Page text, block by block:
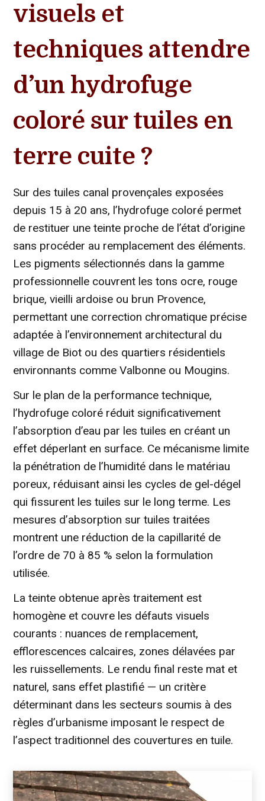
visuels et
techniques attendre
d’un hydrofuge
coloré sur tuiles en
terre cuite ?
Sur des tuiles canal provençales exposées
depuis 15 à 20 ans, l’hydrofuge coloré permet
de restituer une teinte proche de l’état d’origine
sans procéder au remplacement des éléments.
Les pigments sélectionnés dans la gamme
professionnelle couvrent les tons ocre, rouge
brique, vieilli ardoise ou brun Provence,
permettant une correction chromatique précise
adaptée à l’environnement architectural du
village de Biot ou des quartiers résidentiels
environnants comme Valbonne ou Mougins.
Sur le plan de la performance technique,
l’hydrofuge coloré réduit significativement
l’absorption d’eau par les tuiles en créant un
effet déperlant en surface. Ce mécanisme limite
la pénétration de l’humidité dans le matériau
poreux, réduisant ainsi les cycles de gel-dégel
qui fissurent les tuiles sur le long terme. Les
mesures d’absorption sur tuiles traitées
montrent une réduction de la capillarité de
l’ordre de 70 à 85 % selon la formulation
utilisée.
La teinte obtenue après traitement est
homogène et couvre les défauts visuels
courants : nuances de remplacement,
efflorescences calcaires, zones délavées par
les ruissellements. Le rendu final reste mat et
naturel, sans effet plastifié — un critère
déterminant dans les secteurs soumis à des
règles d’urbanisme imposant le respect de
l’aspect traditionnel des couvertures en tuile.